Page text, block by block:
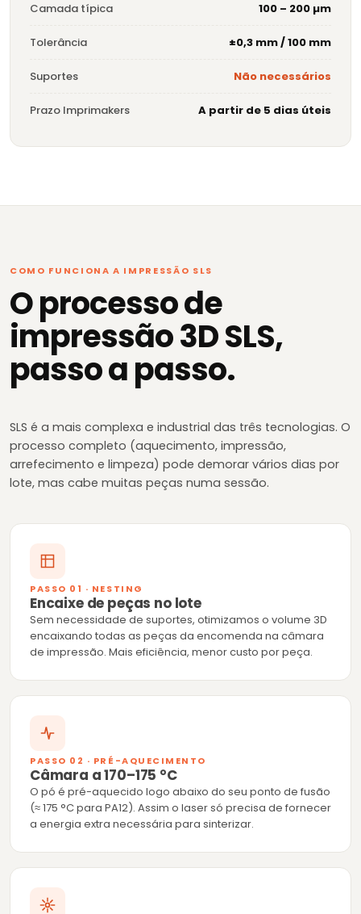
Camada típica 100 – 200 µm
Tolerância ±0,3 mm / 100 mm
Suportes Não necessários
Prazo Imprimakers A partir de 5 dias úteis
COMO FUNCIONA A IMPRESSÃO SLS
O processo de
impressão 3D SLS,
passo a passo.
SLS é a mais complexa e industrial das três tecnologias. O
processo completo (aquecimento, impressão,
arrefecimento e limpeza) pode demorar vários dias por
lote, mas cabe muitas peças numa sessão.
PASSO 01 · NESTING
Encaixe de peças no lote
Sem necessidade de suportes, otimizamos o volume 3D
encaixando todas as peças da encomenda na câmara
de impressão. Mais eficiência, menor custo por peça.
PASSO 02 · PRÉ-AQUECIMENTO
Câmara a 170–175 °C
O pó é pré-aquecido logo abaixo do seu ponto de fusão
(≈ 175 °C para PA12). Assim o laser só precisa de fornecer
a energia extra necessária para sinterizar.